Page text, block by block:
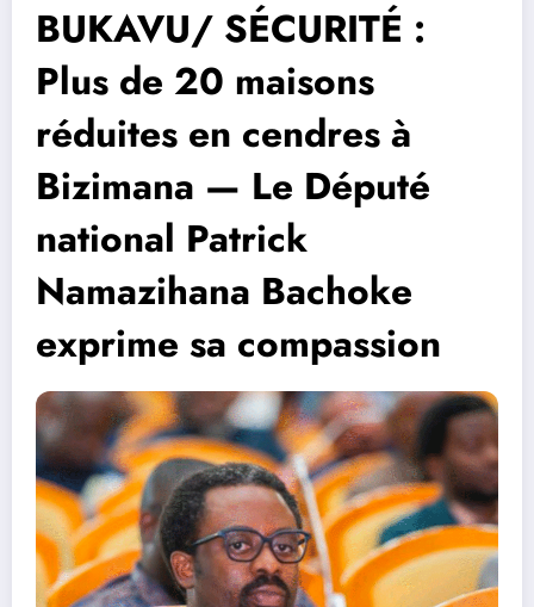
BUKAVU/ SÉCURITÉ :
Plus de 20 maisons
réduites en cendres à
Bizimana — Le Député
national Patrick
Namazihana Bachoke
exprime sa compassion